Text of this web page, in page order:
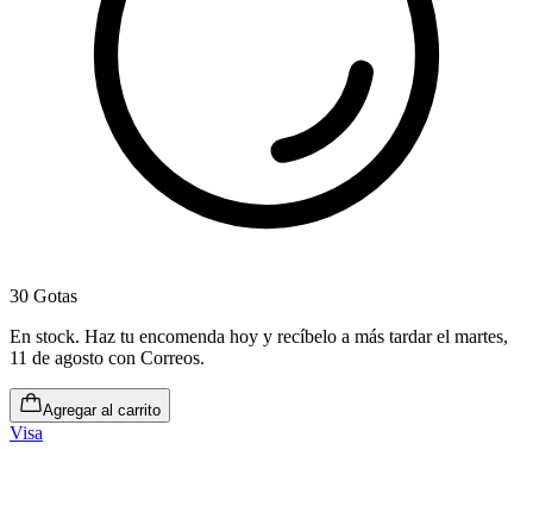
30 Gotas
En stock. Haz tu encomenda hoy y recíbelo a más tardar el martes,
11 de agosto con Correos.
Agregar al carrito
Visa